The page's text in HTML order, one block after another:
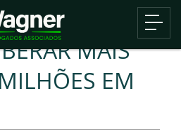
MAIS
EM